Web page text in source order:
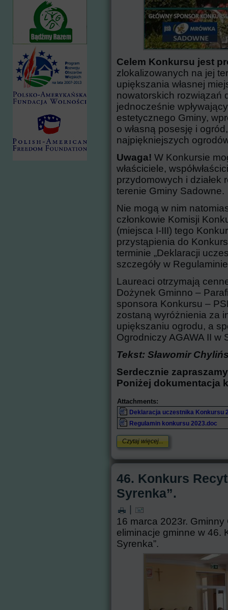
Celem Konkursu jest
zlokalizowanych na jej
upiększania własnej
nowatorskich rozwiązań
jednocześnie
estetycznego Gminy,
o własną posesję i
najpiękniejszych
Uwaga! W Konkursie
właściciele,
przydomowych i
terenie Gminy Sadowne.
Nie mogą w nim
członkowie Komisji
(miejsca I-III) tego
przystąpienia do
terminie „Deklaracji
szczegóły w
Laureaci otrzymają
Dożynek Gminno –
sponsora Konkursu –
zostaną wyróżnienia za
upiększaniu ogrodu, a
Ogrodniczy AGAWA II w
Tekst: Sławomir
Serdecznie
Poniżej dokumentacja
Attachments:
Deklaracja uczestnika Konkursu
Regulamin konkursu 2023.doc
Czytaj więcej...
46. Konkurs
Syrenka”.
|
16 marca 2023r.
eliminacje gminne w 46.
Syrenka”.